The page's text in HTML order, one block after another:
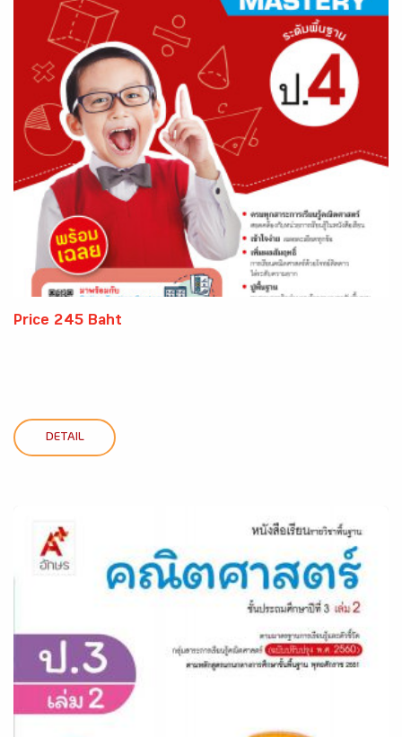
Price 245 Baht
DETAIL